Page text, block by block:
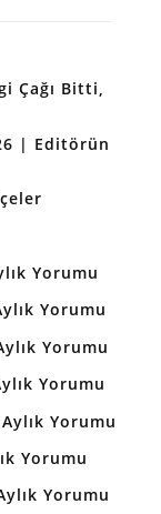
Çağı Bitti,
| Editörün
Yorumu
Yorumu
Yorumu
Yorumu
Yorumu
Yorumu
Yorumu